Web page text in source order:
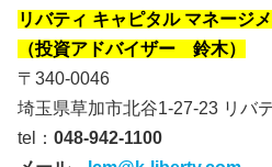
リバティ キャピタル マネージ
（投資アドバイザー 鈴木）
〒340-0046
埼玉県草加市北谷1-27-23 リバ
tel： 048-942-1100